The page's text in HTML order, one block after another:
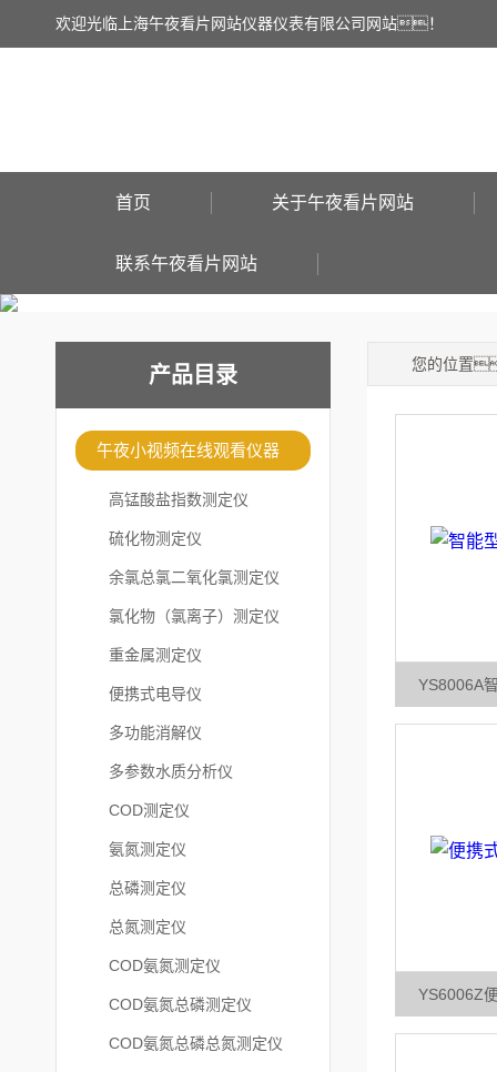
欢迎光临上海午夜看片网站仪器仪表有限公司网站！
首页 关于午夜看片网站
联系午夜看片网站
产品目录
午夜小视频在线观看仪器
高锰酸盐指数测定仪
硫化物测定仪
余氯总氯二氧化氯测定仪
氯化物（氯离子）测定仪
重金属测定仪
便携式电导仪
多功能消解仪
多参数水质分析仪
COD测定仪
氨氮测定仪
总磷测定仪
总氮测定仪
COD氨氮测定仪
COD氨氮总磷测定仪
COD氨氮总磷总氮测定仪
您的位置
YS8006A
YS6006Z